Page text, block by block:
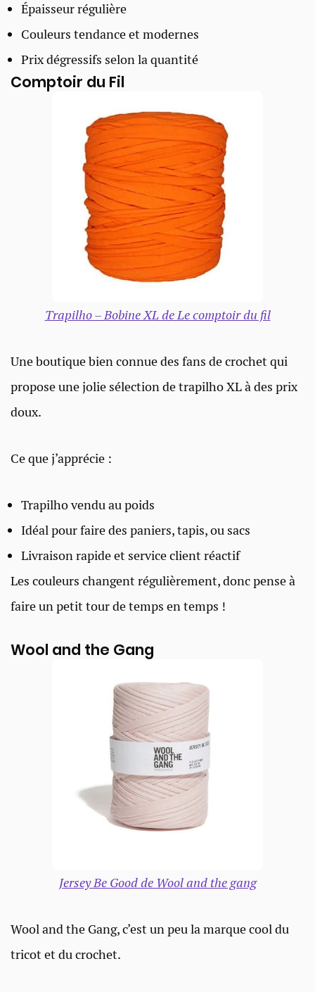
Épaisseur régulière
Couleurs tendance et modernes
Prix dégressifs selon la quantité
Comptoir du Fil
Trapilho – Bobine XL de Le comptoir du fil
Une boutique bien connue des fans de crochet qui
propose une jolie sélection de trapilho XL à des prix
doux.
Ce que j’apprécie :
Trapilho vendu au poids
Idéal pour faire des paniers, tapis, ou sacs
Livraison rapide et service client réactif
Les couleurs changent régulièrement, donc pense à
faire un petit tour de temps en temps !
Wool and the Gang
Jersey Be Good de Wool and the gang
Wool and the Gang, c’est un peu la marque cool du
tricot et du crochet.